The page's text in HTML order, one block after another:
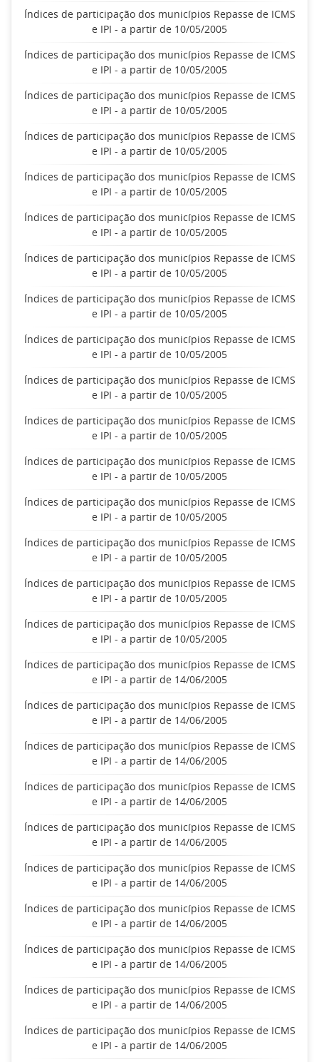
Índices de participação dos municípios Repasse de ICMS
e IPI - a partir de 10/05/2005
Índices de participação dos municípios Repasse de ICMS
e IPI - a partir de 10/05/2005
Índices de participação dos municípios Repasse de ICMS
e IPI - a partir de 10/05/2005
Índices de participação dos municípios Repasse de ICMS
e IPI - a partir de 10/05/2005
Índices de participação dos municípios Repasse de ICMS
e IPI - a partir de 10/05/2005
Índices de participação dos municípios Repasse de ICMS
e IPI - a partir de 10/05/2005
Índices de participação dos municípios Repasse de ICMS
e IPI - a partir de 10/05/2005
Índices de participação dos municípios Repasse de ICMS
e IPI - a partir de 10/05/2005
Índices de participação dos municípios Repasse de ICMS
e IPI - a partir de 10/05/2005
Índices de participação dos municípios Repasse de ICMS
e IPI - a partir de 10/05/2005
Índices de participação dos municípios Repasse de ICMS
e IPI - a partir de 10/05/2005
Índices de participação dos municípios Repasse de ICMS
e IPI - a partir de 10/05/2005
Índices de participação dos municípios Repasse de ICMS
e IPI - a partir de 10/05/2005
Índices de participação dos municípios Repasse de ICMS
e IPI - a partir de 10/05/2005
Índices de participação dos municípios Repasse de ICMS
e IPI - a partir de 10/05/2005
Índices de participação dos municípios Repasse de ICMS
e IPI - a partir de 10/05/2005
Índices de participação dos municípios Repasse de ICMS
e IPI - a partir de 14/06/2005
Índices de participação dos municípios Repasse de ICMS
e IPI - a partir de 14/06/2005
Índices de participação dos municípios Repasse de ICMS
e IPI - a partir de 14/06/2005
Índices de participação dos municípios Repasse de ICMS
e IPI - a partir de 14/06/2005
Índices de participação dos municípios Repasse de ICMS
e IPI - a partir de 14/06/2005
Índices de participação dos municípios Repasse de ICMS
e IPI - a partir de 14/06/2005
Índices de participação dos municípios Repasse de ICMS
e IPI - a partir de 14/06/2005
Índices de participação dos municípios Repasse de ICMS
e IPI - a partir de 14/06/2005
Índices de participação dos municípios Repasse de ICMS
e IPI - a partir de 14/06/2005
Índices de participação dos municípios Repasse de ICMS
e IPI - a partir de 14/06/2005